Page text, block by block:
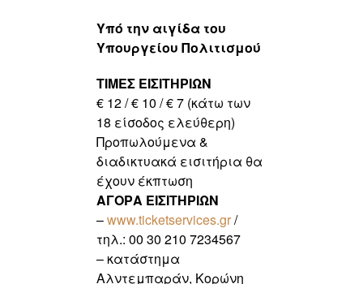
Υπό την αιγίδα του
Υπουργείου Πολιτισμού
ΤΙΜΕΣ ΕΙΣΙΤΗΡΙΩΝ
€ 12 / € 10 / € 7 (κάτω των
18 είσοδος ελεύθερη)
Προπωλούμενα &
διαδικτυακά εισιτήρια θα
έχουν έκπτωση
ΑΓΟΡΑ ΕΙΣΙΤΗΡΙΩΝ
–www.ticketservices.gr/
τηλ.: 00 30 210 7234567
– κατάστημα
Αλντεμπαράν, Κορώνη